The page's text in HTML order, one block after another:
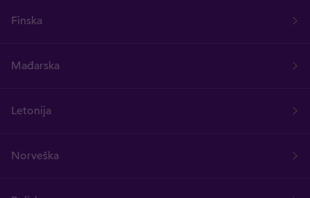
Finska
Mađarska
Letonija
Norveška